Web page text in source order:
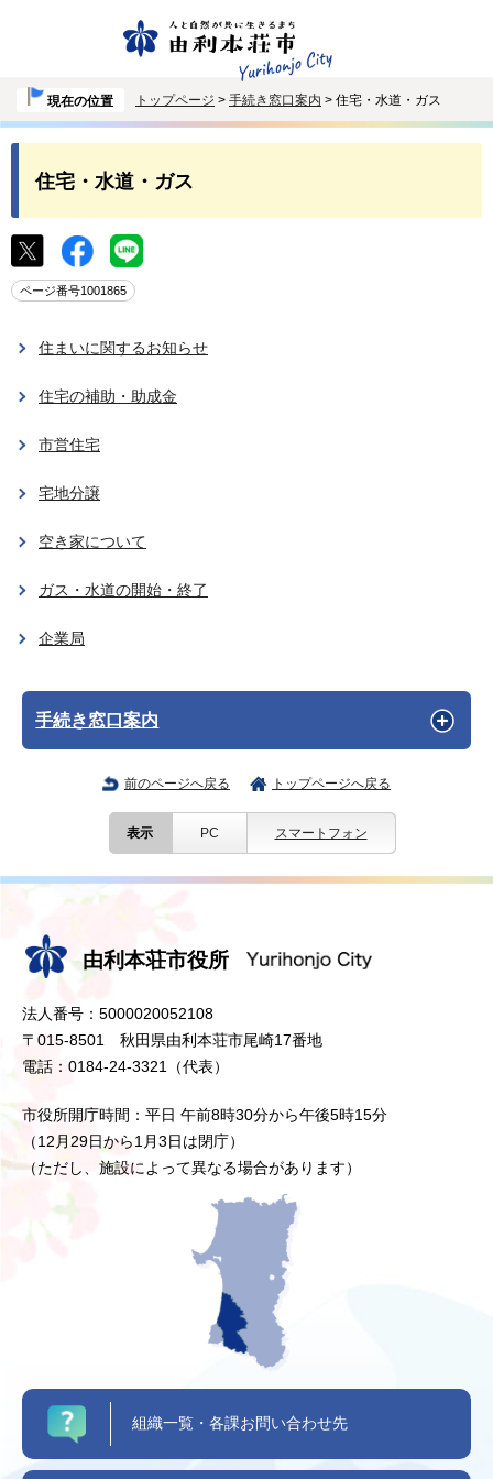
現在の位置 トップページ > 手続き窓口案内 > 住宅・水道・ガス
住宅・水道・ガス
ページ番号1001865
住まいに関するお知らせ
住宅の補助・助成金
市営住宅
宅地分譲
空き家について
ガス・水道の開始・終了
企業局
手続き窓口案内
前のページへ戻る トップページへ戻る
表示 PC スマートフォン
由利本荘市役所
法人番号：5000020052108
〒015-8501 秋田県由利本荘市尾崎17番地
電話：0184-24-3321（代表）
市役所開庁時間：平日 午前8時30分から午後5時15分
（12月29日から1月3日は閉庁）
（ただし、施設によって異なる場合があります）
組織一覧・各課お問い合わせ先